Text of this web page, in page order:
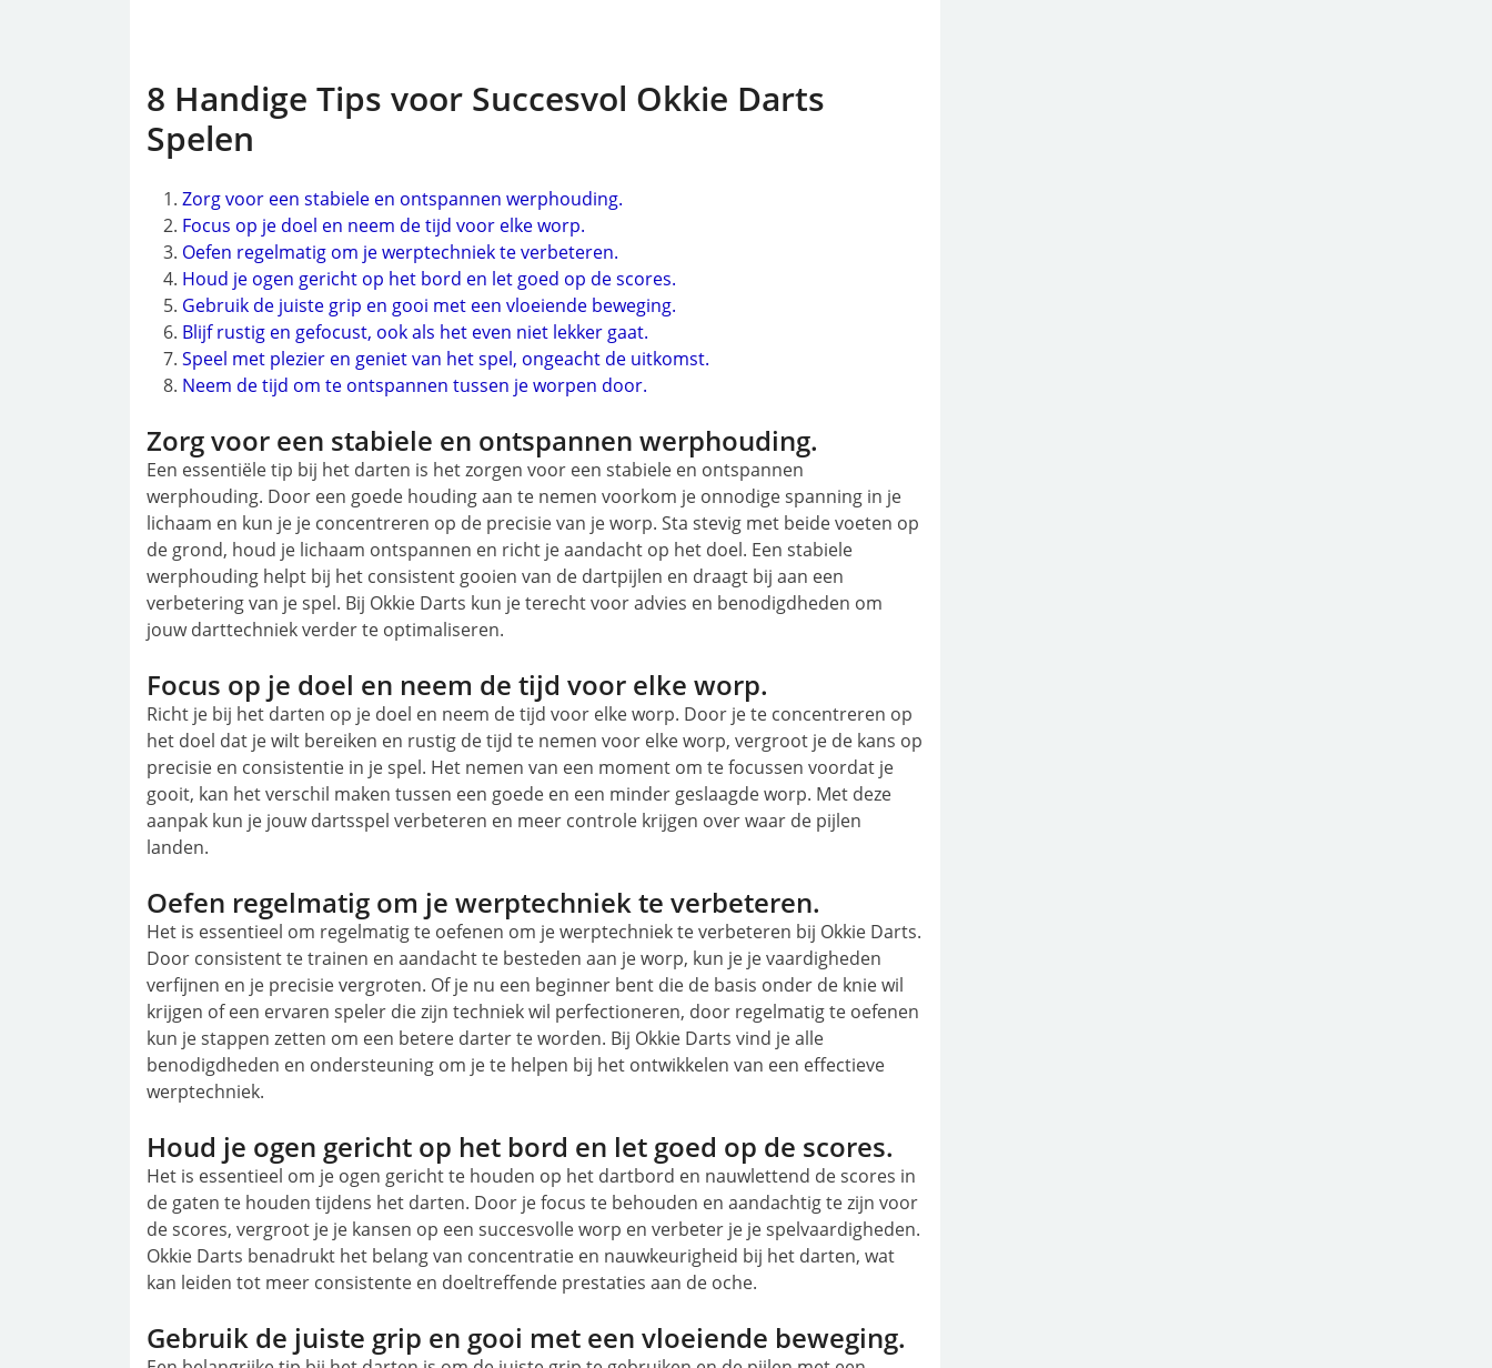
8 Handige Tips voor Succesvol Okkie Darts
Spelen
Zorg voor een stabiele en ontspannen werphouding.
Focus op je doel en neem de tijd voor elke worp.
Oefen regelmatig om je werptechniek te verbeteren.
Houd je ogen gericht op het bord en let goed op de scores.
Gebruik de juiste grip en gooi met een vloeiende beweging.
Blijf rustig en gefocust, ook als het even niet lekker gaat.
Speel met plezier en geniet van het spel, ongeacht de uitkomst.
Neem de tijd om te ontspannen tussen je worpen door.
Zorg voor een stabiele en ontspannen werphouding.
Een essentiële tip bij het darten is het zorgen voor een stabiele en ontspannen
werphouding. Door een goede houding aan te nemen voorkom je onnodige spanning in je
lichaam en kun je je concentreren op de precisie van je worp. Sta stevig met beide voeten op
de grond, houd je lichaam ontspannen en richt je aandacht op het doel. Een stabiele
werphouding helpt bij het consistent gooien van de dartpijlen en draagt bij aan een
verbetering van je spel. Bij Okkie Darts kun je terecht voor advies en benodigdheden om
jouw darttechniek verder te optimaliseren.
Focus op je doel en neem de tijd voor elke worp.
Richt je bij het darten op je doel en neem de tijd voor elke worp. Door je te concentreren op
het doel dat je wilt bereiken en rustig de tijd te nemen voor elke worp, vergroot je de kans op
precisie en consistentie in je spel. Het nemen van een moment om te focussen voordat je
gooit, kan het verschil maken tussen een goede en een minder geslaagde worp. Met deze
aanpak kun je jouw dartsspel verbeteren en meer controle krijgen over waar de pijlen
landen.
Oefen regelmatig om je werptechniek te verbeteren.
Het is essentieel om regelmatig te oefenen om je werptechniek te verbeteren bij Okkie Darts.
Door consistent te trainen en aandacht te besteden aan je worp, kun je je vaardigheden
verfijnen en je precisie vergroten. Of je nu een beginner bent die de basis onder de knie wil
krijgen of een ervaren speler die zijn techniek wil perfectioneren, door regelmatig te oefenen
kun je stappen zetten om een betere darter te worden. Bij Okkie Darts vind je alle
benodigdheden en ondersteuning om je te helpen bij het ontwikkelen van een effectieve
werptechniek.
Houd je ogen gericht op het bord en let goed op de scores.
Het is essentieel om je ogen gericht te houden op het dartbord en nauwlettend de scores in
de gaten te houden tijdens het darten. Door je focus te behouden en aandachtig te zijn voor
de scores, vergroot je je kansen op een succesvolle worp en verbeter je je spelvaardigheden.
Okkie Darts benadrukt het belang van concentratie en nauwkeurigheid bij het darten, wat
kan leiden tot meer consistente en doeltreffende prestaties aan de oche.
Gebruik de juiste grip en gooi met een vloeiende beweging.